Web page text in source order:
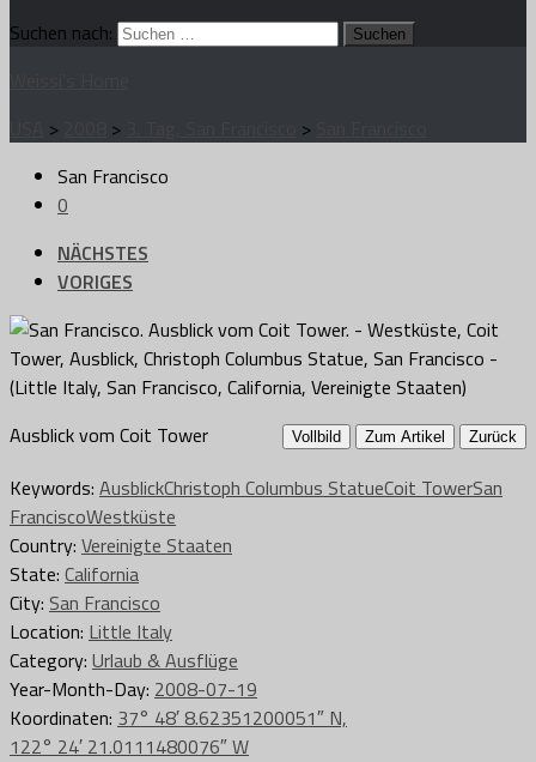
Suchen nach:
> > >
San Francisco
0
NÄCHSTES
VORIGES
Vollbild Zum Artikel Zurück
Ausblick vom Coit Tower
Keywords: AusblickChristoph Columbus StatueCoit TowerSan
FranciscoWestküste
Country: Vereinigte Staaten
State: California
City: San Francisco
Location: Little Italy
Category: Urlaub & Ausflüge
Year-Month-Day: 2008-07-19
Koordinaten: 37° 48′ 8.62351200051″ N,
122° 24′ 21.0111480076″ W